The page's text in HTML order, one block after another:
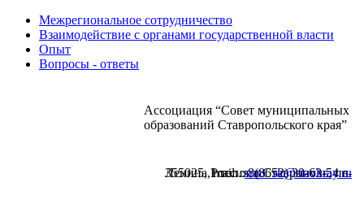
Межрегиональное сотрудничество
Взаимодействие с органами государственной власти
Опыт
Вопросы - ответы
Ассоциация “Совет муниципальных
образований Ставропольского края”
355025, Россия, г.Ставрополь, пл. Ленина,1 тел.: 8(8652) 30-63-54 е-mail:smo_sk@stavkray.ru